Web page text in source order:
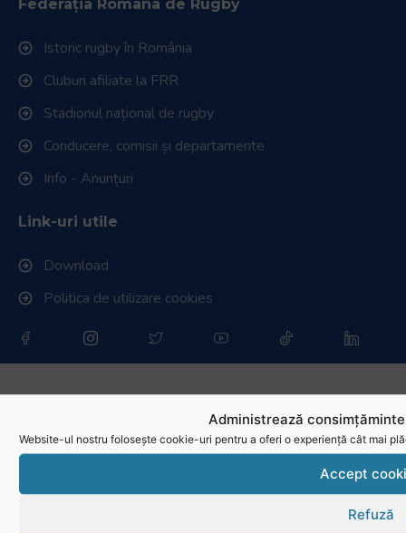
Administrează
Website-ul nostru folosește cookie-uri pentru a oferi o experiență cât mai
Accept
Refuză
Federația Româna de Rugby
Istoric rugby în România
Cluburi afiliate la FRR
Stadionul național de rugby
Conducere, comisii și departamente
Info - Anunțuri
Link-uri utile
Download
Politica de utilizare cookies